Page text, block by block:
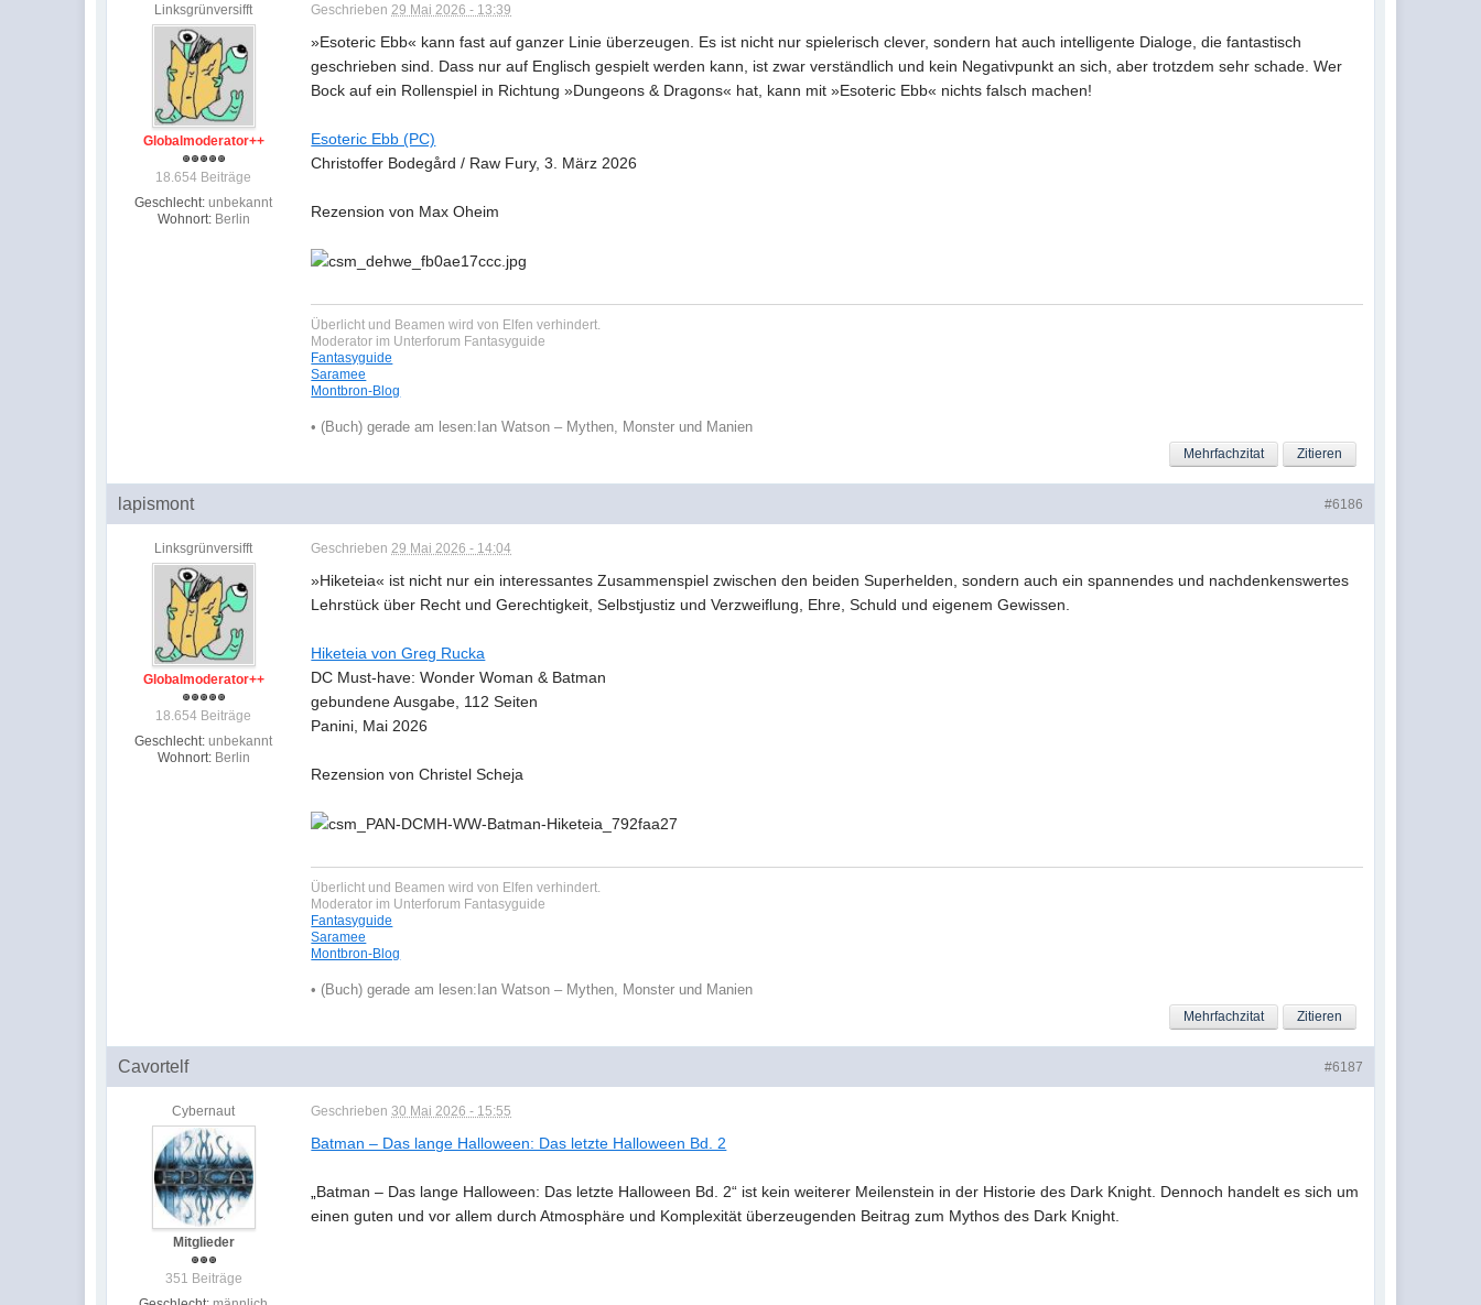
Linksgrünversifft
Globalmoderator++
18.654 Beiträge
Geschlecht: unbekannt
Wohnort: Berlin
Geschrieben29 Mai 2026 - 13:39
»Esoteric Ebb« kann fast auf ganzer Linie überzeugen. Es ist nicht nur spielerisch clever, sondern hat auch intelligente Dialoge, die fantastisch
geschrieben sind. Dass nur auf Englisch gespielt werden kann, ist zwar verständlich und kein Negativpunkt an sich, aber trotzdem sehr schade. Wer
Bock auf ein Rollenspiel in Richtung »Dungeons & Dragons« hat, kann mit »Esoteric Ebb« nichts falsch machen!
Esoteric Ebb (PC)
Christoffer Bodegård / Raw Fury, 3. März 2026
Rezension von Max Oheim
Überlicht und Beamen wird von Elfen verhindert.
Moderator im Unterforum Fantasyguide
Fantasyguide
Saramee
Montbron-Blog
• (Buch) gerade am lesen: Ian Watson – Mythen, Monster und Manien
Zitieren
Mehrfachzitat
#6186
lapismont
Linksgrünversifft
Globalmoderator++
18.654 Beiträge
Geschlecht: unbekannt
Wohnort: Berlin
Geschrieben29 Mai 2026 - 14:04
»Hiketeia« ist nicht nur ein interessantes Zusammenspiel zwischen den beiden Superhelden, sondern auch ein spannendes und nachdenkenswertes
Lehrstück über Recht und Gerechtigkeit, Selbstjustiz und Verzweiflung, Ehre, Schuld und eigenem Gewissen.
Hiketeia von Greg Rucka
DC Must-have: Wonder Woman & Batman
gebundene Ausgabe, 112 Seiten
Panini, Mai 2026
Rezension von Christel Scheja
Überlicht und Beamen wird von Elfen verhindert.
Moderator im Unterforum Fantasyguide
Fantasyguide
Saramee
Montbron-Blog
• (Buch) gerade am lesen: Ian Watson – Mythen, Monster und Manien
Zitieren
Mehrfachzitat
#6187
Cavortelf
Cybernaut
Mitglieder
351 Beiträge
Geschrieben30 Mai 2026 - 15:55
Batman – Das lange Halloween: Das letzte Halloween Bd. 2
„Batman – Das lange Halloween: Das letzte Halloween Bd. 2“ ist kein weiterer Meilenstein in der Historie des Dark Knight. Dennoch handelt es sich um
einen guten und vor allem durch Atmosphäre und Komplexität überzeugenden Beitrag zum Mythos des Dark Knight.